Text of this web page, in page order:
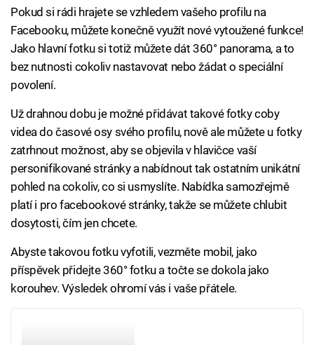
Pokud si rádi hrajete se vzhledem vašeho profilu na
Facebooku, můžete konečně využít nové vytoužené funkce!
Jako hlavní fotku si totiž můžete dát 360° panorama, a to
bez nutnosti cokoliv nastavovat nebo žádat o speciální
povolení.
Už drahnou dobu je možné přidávat takové fotky coby
videa do časové osy svého profilu, nově ale můžete u fotky
zatrhnout možnost, aby se objevila v hlavičce vaší
personifikované stránky a nabídnout tak ostatním unikátní
pohled na cokoliv, co si usmyslíte. Nabídka samozřejmě
platí i pro facebookové stránky, takže se můžete chlubit
dosytosti, čím jen chcete.
Abyste takovou fotku vyfotili, vezměte mobil, jako
příspěvek přidejte 360° fotku a točte se dokola jako
korouhev. Výsledek ohromí vás i vaše přátele.